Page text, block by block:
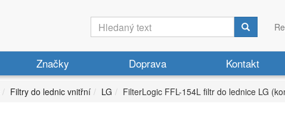
Značky Doprava Kontakt
Filtry do lednic vnitřní LG FilterLogic FFL-154L filtr do lednice LG